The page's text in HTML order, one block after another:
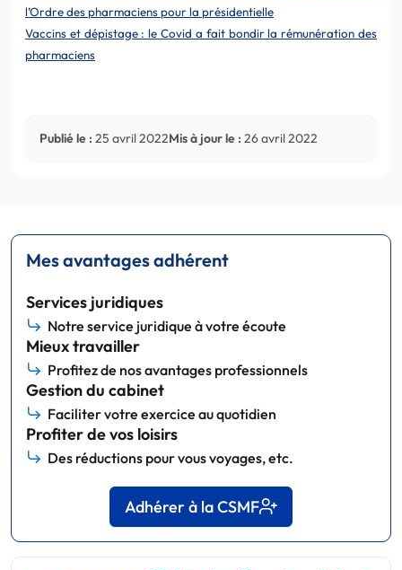
l’Ordre des pharmaciens pour la présidentielle
Vaccins et dépistage : le Covid a fait bondir la rémunération des
pharmaciens
Publié le : 25 avril 2022Mis à jour le : 26 avril 2022
Mes avantages adhérent
Services juridiques
Notre service juridique à votre écoute
Mieux travailler
Profitez de nos avantages professionnels
Gestion du cabinet
Faciliter votre exercice au quotidien
Profiter de vos loisirs
Des réductions pour vous voyages, etc.
Adhérer à la CSMF